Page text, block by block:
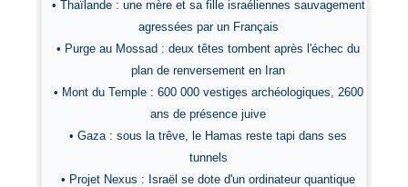
• Thaïlande : une mère et sa fille israéliennes sauvagement
agressées par un Français
• Purge au Mossad : deux têtes tombent après l'échec du
plan de renversement en Iran
• Mont du Temple : 600 000 vestiges archéologiques, 2600
ans de présence juive
• Gaza : sous la trêve, le Hamas reste tapi dans ses
tunnels
• Projet Nexus : Israël se dote d'un ordinateur quantique